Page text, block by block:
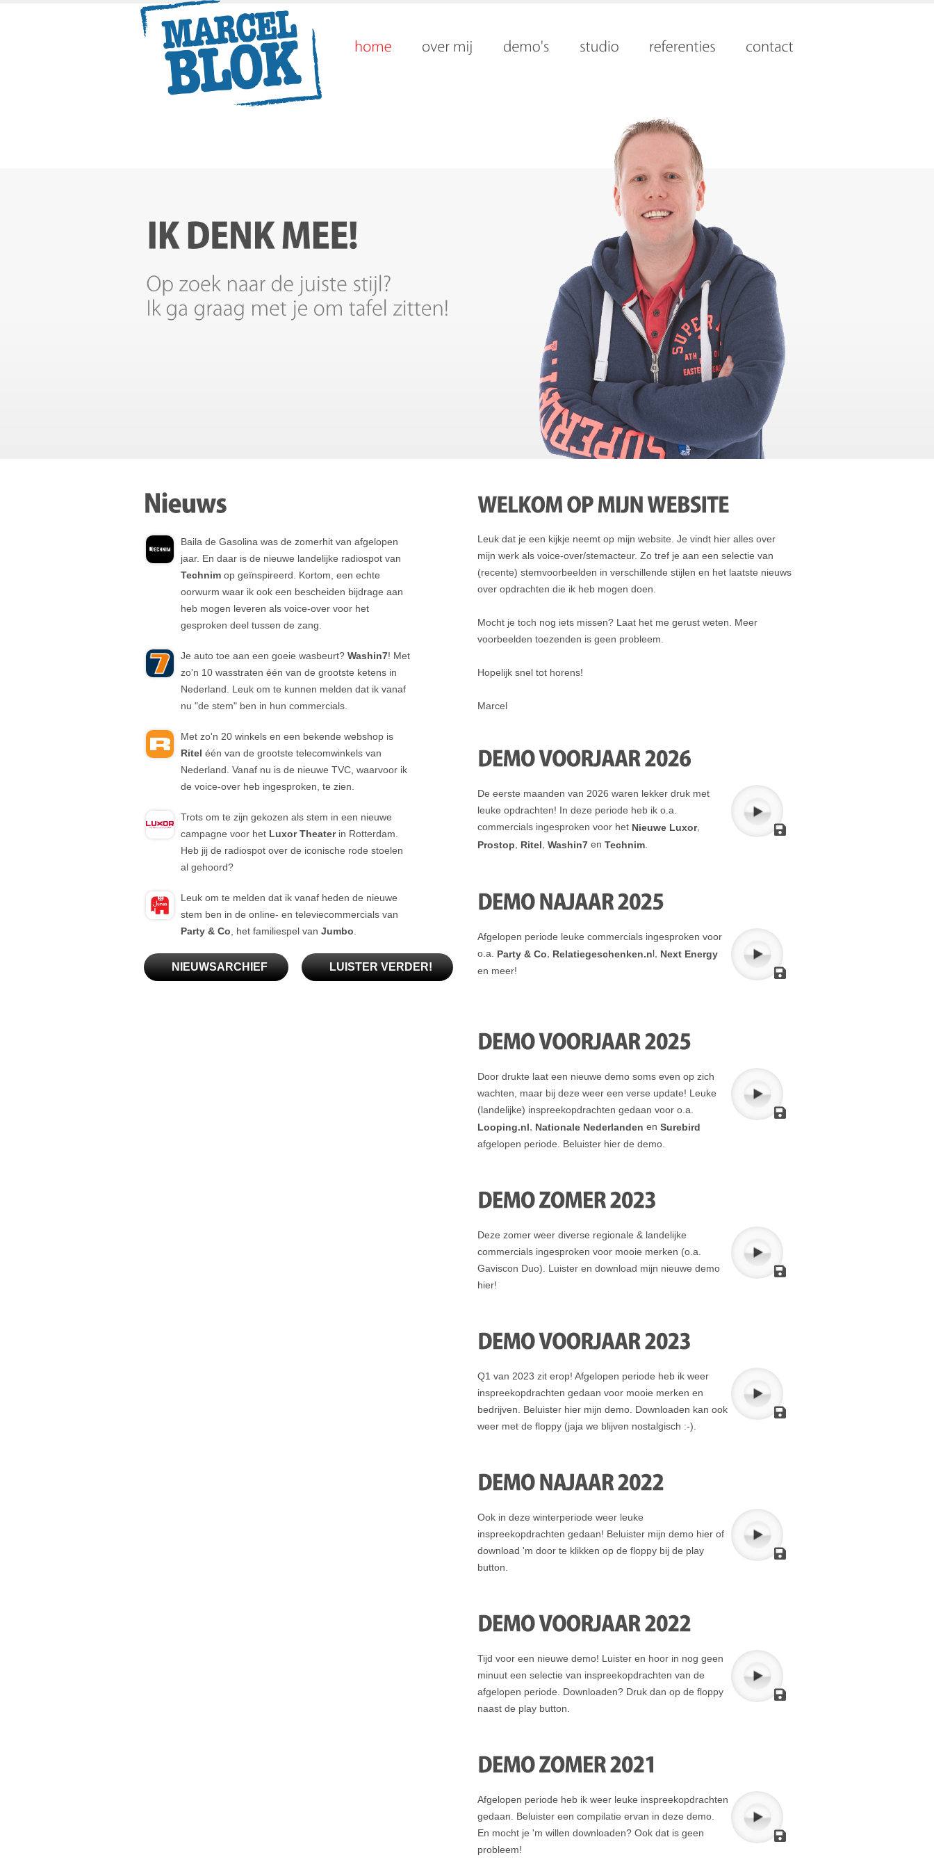
Baila de Gasolina was de zomerhit van afgelopen
jaar. En daar is de nieuwe landelijke radiospot van
Technim op geïnspireerd. Kortom, een echte
oorwurm waar ik ook een bescheiden bijdrage aan
heb mogen leveren als voice-over voor het
gesproken deel tussen de zang.
Je auto toe aan een goeie wasbeurt? Washin7! Met
zo'n 10 wasstraten één van de grootste ketens in
Nederland. Leuk om te kunnen melden dat ik vanaf
nu "de stem" ben in hun commercials.
Met zo'n 20 winkels en een bekende webshop is
Ritel één van de grootste telecomwinkels van
Nederland. Vanaf nu is de nieuwe TVC, waarvoor ik
de voice-over heb ingesproken, te zien.
Trots om te zijn gekozen als stem in een nieuwe
campagne voor het Luxor Theaterin Rotterdam.
Heb jij de radiospot over de iconische rode stoelen
al gehoord?
Leuk om te melden dat ik vanaf heden de nieuwe
stem ben in de online- en televiecommercials van
Party & Co , het familiespel van Jumbo
NIEUWSARCHIEF LUISTER VERDER!
Leuk dat je een kijkje neemt op mijn website. Je vindt hier alles over
mijn werk als voice-over/stemacteur. Zo tref je aan een selectie van
(recente) stemvoorbeelden in verschillende stijlen en het laatste nieuws
over opdrachten die ik heb mogen doen.
Mocht je toch nog iets missen? Laat het me gerust weten. Meer
voorbeelden toezenden is geen probleem.
Hopelijk snel tot horens!
Marcel
De eerste maanden van 2026 waren lekker druk met
leuke opdrachten! In deze periode heb ik o.a.
commercials ingesproken voor het Nieuwe Luxor,
Prostop, Ritel, Washin7 en Technim.
Afgelopen periode leuke commercials ingesproken voor
o.a. Party & Co Relatiegeschenken.nl, Next Energy
en meer!
Door drukte laat een nieuwe demo soms even op zich
wachten, maar bij deze weer een verse update! Leuke
(landelijke) inspreekopdrachten gedaan voor o.a.
Looping.nl
Nationale Nederlanden en Surebird
afgelopen periode. Beluister hier de demo.
Deze zomer weer diverse regionale & landelijke
commercials ingesproken voor mooie merken (o.a.
Gaviscon Duo). Luister en download mijn nieuwe demo
hier!
Q1 van 2023 zit erop! Afgelopen periode heb ik weer
inspreekopdrachten gedaan voor mooie merken en
bedrijven. Beluister hier mijn demo. Downloaden kan ook
weer met de floppy (jaja we blijven nostalgisch :-).
Ook in deze winterperiode weer leuke
inspreekopdrachten gedaan! Beluister mijn demo hier of
download 'm door te klikken op de floppy bij de play
button.
Tijd voor een nieuwe demo! Luister en hoor in nog geen
minuut een selectie van inspreekopdrachten van de
afgelopen periode. Downloaden? Druk dan op de floppy
naast de play button.
Afgelopen periode heb ik weer leuke inspreekopdrachten
gedaan. Beluister een compilatie ervan in deze demo.
En mocht je 'm willen downloaden? Ook dat is geen
probleem!